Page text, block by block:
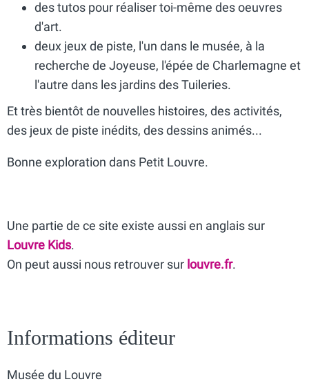
des tutos pour réaliser toi-même des oeuvres
d'art.
deux jeux de piste, l'un dans le musée, à la
recherche de Joyeuse, l'épée de Charlemagne et
l'autre dans les jardins des Tuileries.
Et très bientôt de nouvelles histoires, des activités,
des jeux de piste inédits, des dessins animés...
Bonne exploration dans Petit Louvre.
Une partie de ce site existe aussi en anglais sur
Louvre Kids.
On peut aussi nous retrouver sur louvre.fr.
Informations éditeur
Musée du Louvre